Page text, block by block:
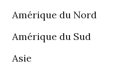
Amérique du Nord
Amérique du Sud
Asie